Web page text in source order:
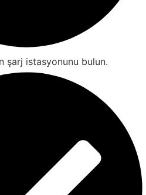
şarj istasyonunu bulun.